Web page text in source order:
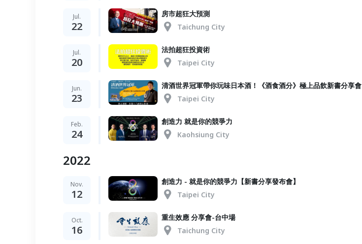
Jul.
22
房市超狂大預測
Taichung City
Jul.
20
法拍超狂投資術
Taipei City
Jun.
23
清酒世界冠軍帶你玩味日本酒！《酒食酒分》極上品飲新書分享會
Taipei City
Feb.
24
創造力 就是你的競爭力
Kaohsiung City
2022
Nov.
12
創造力 - 就是你的競爭力【新書分享發布會】
Taipei City
Oct.
16
重生效應 分享會-台中場
Taichung City